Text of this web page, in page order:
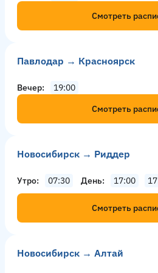
Смотреть
Павлодар → Красноярск
Вечер
19:00
Смотреть
Новосибирск → Риддер
Утро 07:30 День 17:00
Смотреть
Новосибирск → Алтай